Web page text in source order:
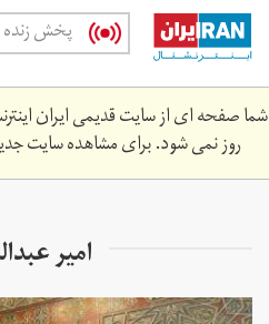
Skip
main
content
پخش زنده
شما صفحه ای از سایت قدیمی ایران
روز نمی شود. برای مشاهده سایت
امیر